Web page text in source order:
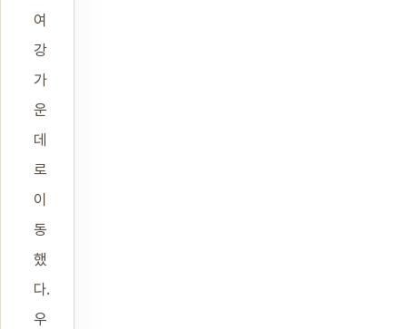
여
강
가
운
데
로
이
동
했
다.
우